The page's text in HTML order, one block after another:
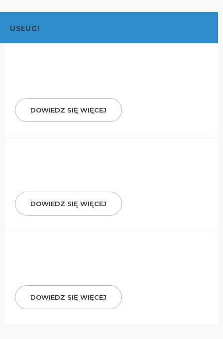
USŁUGI
DOWIEDZ SIĘ WIĘCEJ
DOWIEDZ SIĘ WIĘCEJ
DOWIEDZ SIĘ WIĘCEJ